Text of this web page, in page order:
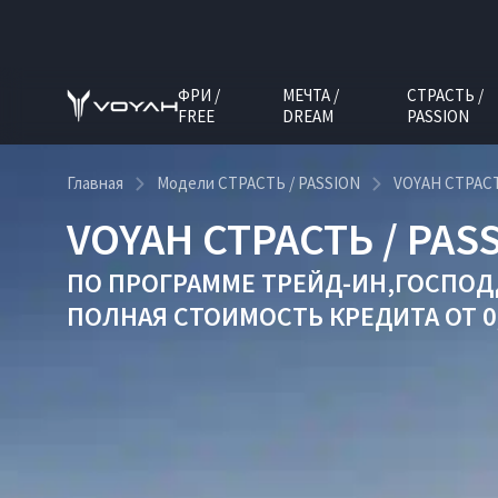
ФРИ /
FREE
МЕЧТА /
DREAM
СТРАСТЬ /
PASSION
Главная Модели СТРАСТЬ / PASSION VOYAH
VOYAH СТРАСТЬ /
ПО ПРОГРАММЕ ТРЕЙД-ИН,
ПОЛНАЯ СТОИМОСТЬ КРЕДИТА ОТ